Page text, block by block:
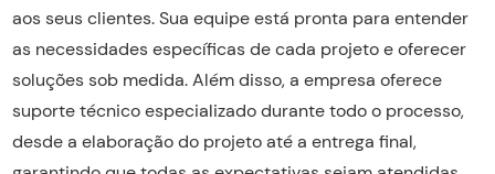
aos seus clientes. Sua equipe está pronta para entender
as necessidades específicas de cada projeto e oferecer
soluções sob medida. Além disso, a empresa oferece
suporte técnico especializado durante todo o processo,
desde a elaboração do projeto até a entrega final,